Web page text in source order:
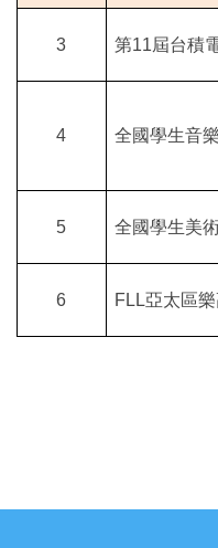
3 第11屆台積
4 全國學生音
5 全國學生美
6 FLL亞太區